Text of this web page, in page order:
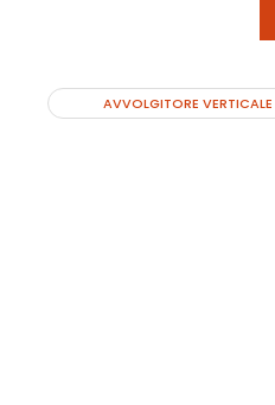
AVVOLGITORE VERTICALE